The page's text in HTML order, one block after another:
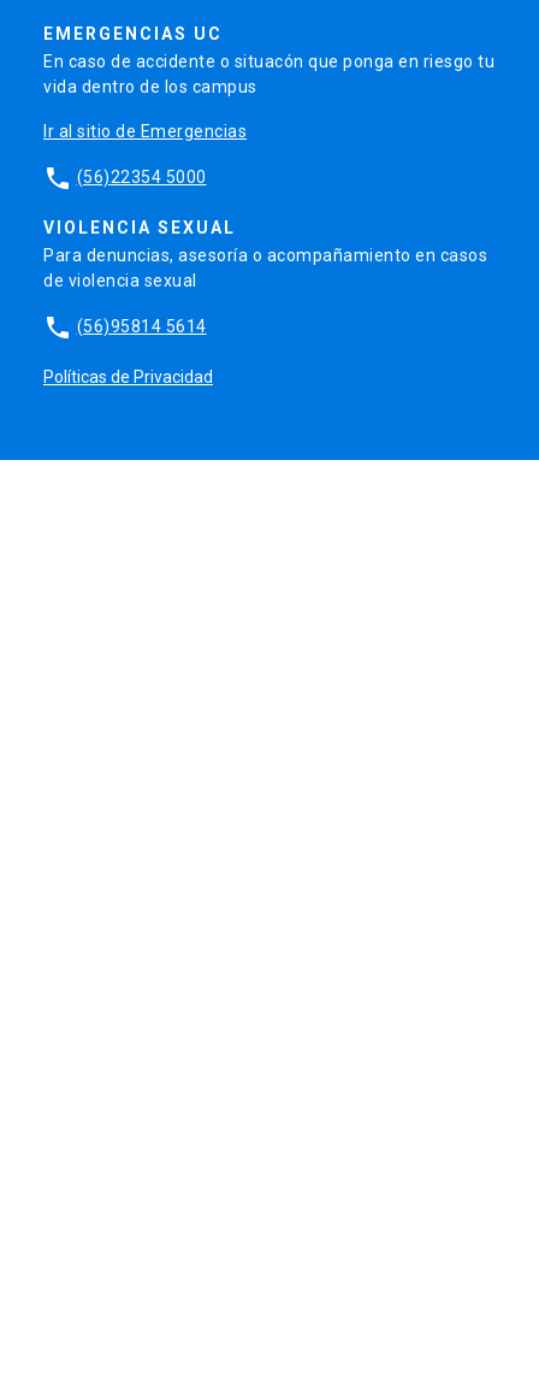
EMERGENCIAS UC
En caso de accidente o situacón que ponga en riesgo tu
vida dentro de los campus
Ir al sitio de Emergencias
phone (56)22354 5000
VIOLENCIA SEXUAL
Para denuncias, asesoría o acompañamiento en casos
de violencia sexual
phone (56)95814 5614
Políticas de Privacidad